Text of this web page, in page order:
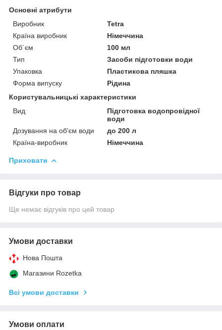
Основні атрибути
Виробник
Tetra
Країна виробник
Німеччина
Об`єм
100 мл
Тип
Засоби підготовки води
Упаковка
Пластикова пляшка
Форма випуску
Рідина
Користувальницькі характеристики
Вид
Підготовка водопровідної
води
Дозування на об'єм води
до 200 л
Країна-виробник
Німеччина
Приховати
Відгуки про товар
Ще немає відгуків про цей товар
Умови доставки
Нова Пошта
Магазини Rozetka
Всі умови доставки
Умови оплати